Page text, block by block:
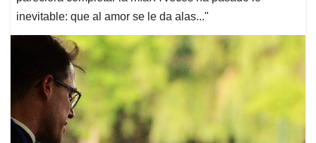
inevitable: que al amor se le da alas..."